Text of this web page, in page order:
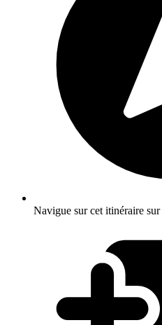
Navigue sur cet itinéraire sur